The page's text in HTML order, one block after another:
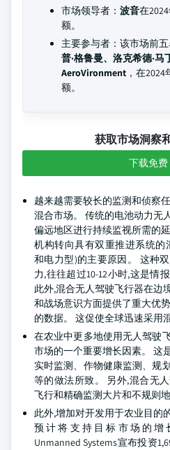
市场领导者： 波音在
额。
主要参与者：该市场前
普·格鲁曼、洛克希德·马
AeroVironment ，在
额。
获取市场洞察
下载免费
越来越需要较长的监测和侦察
混合市场。 传统的电池动力无
偏远地区进行持续监视所需的
机构转向具有双重推进系统的
和电力型)的主要原因。 这种
力,往往超过10-12小时,这是情
此外,混合无人驾驶飞行器在边
和战场意识方面提供了重大优
的数据。 这促使全球迅速采用
在农业中更多地使用无人驾驶
市场的一个重要增长因素。 这
实时监测、作物健康监测、规
等的做法所致。 另外,混合无
飞行和精确监测大片和不规则地
此外,增加对开发用于农业目的
预计将支持目标市场的增
Unmanned Systems宣布投资